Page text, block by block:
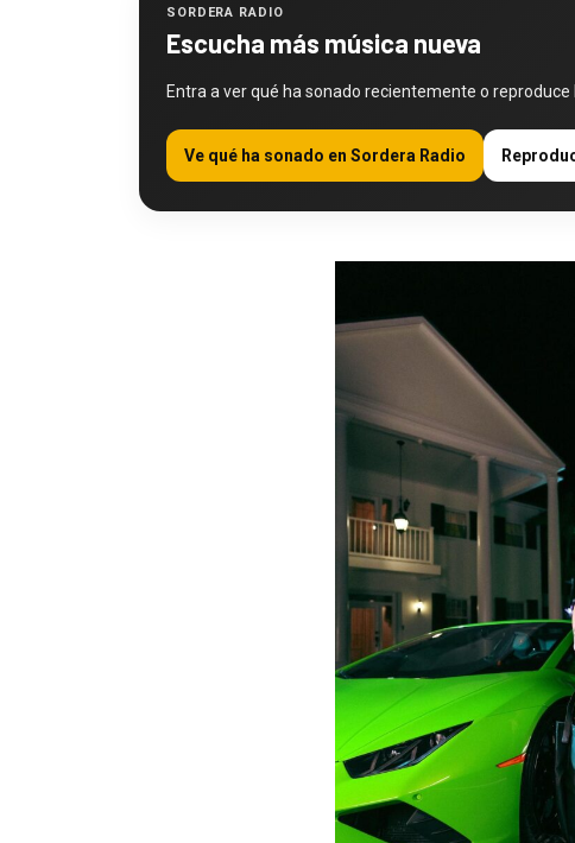
SORDERA RADIO
Escucha más música nueva
Entra a ver qué ha sonado recientemente o
Ve qué ha sonado en Sordera Radio